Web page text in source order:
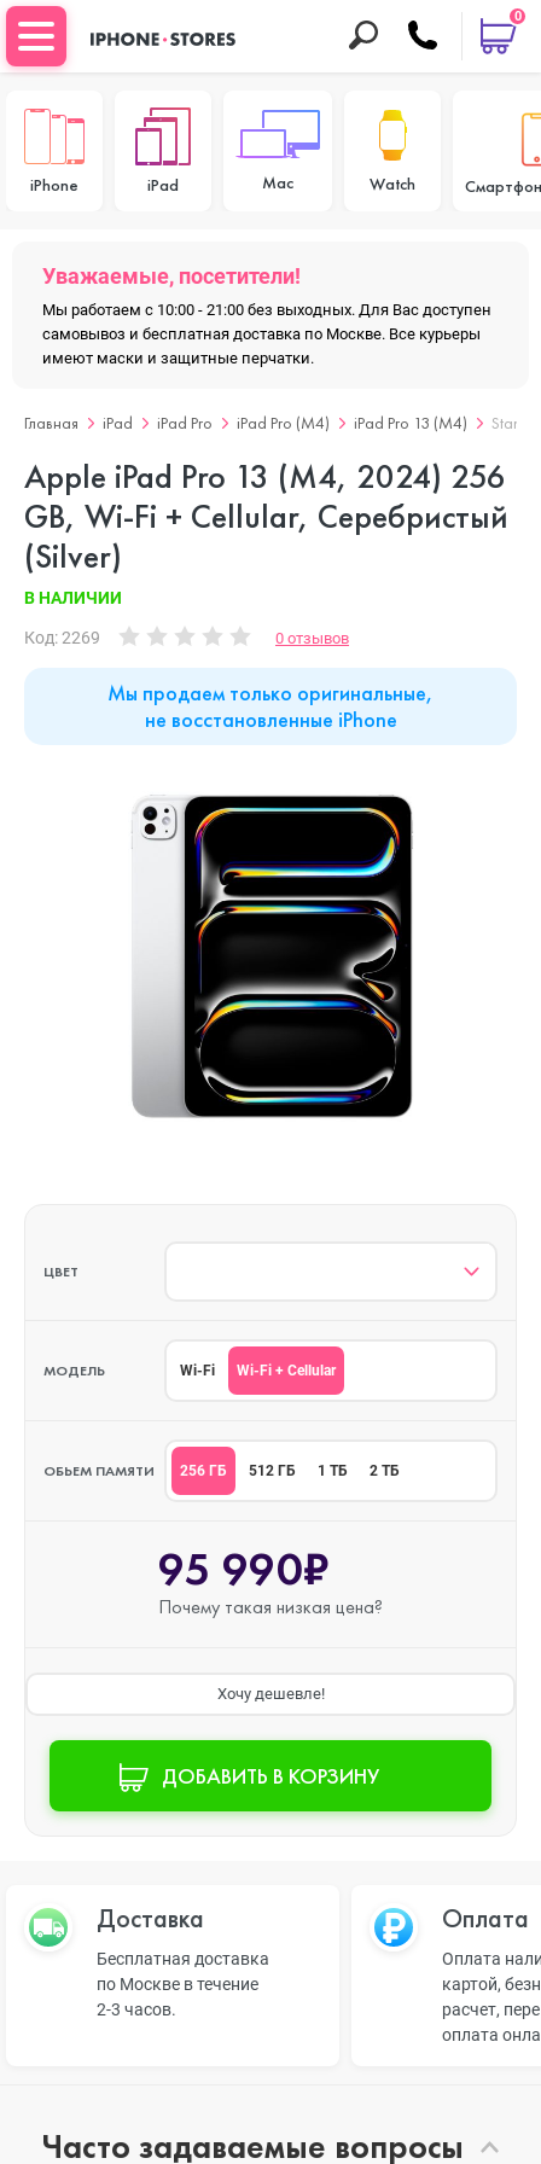
0
iPhone iPad Mac Watch
Уважаемые, посетители!
Мы работаем с 10:00 - 21:00 без выходных. Для Вас доступен
самовывоз и бесплатная доставка по Москве. Все курьеры
имеют маски и защитные перчатки.
Главная iPad iPad Pro iPad Pro (M4) iPad Pro 13 (M4)
Apple iPad Pro 13 (M4, 2024) 256
GB, Wi-Fi + Cellular, Серебристый
(Silver)
В НАЛИЧИИ
Код: 2269 0 отзывов
Мы продаем только оригинальные,
не восстановленные iPhone
ЦВЕТ
МОДЕЛЬ Wi-Fi Wi-Fi + Cellular
ОБЬЕМ ПАМЯТИ 256 ГБ 512 ГБ 1 ТБ 2 ТБ
95 990₽
Почему такая низкая цена?
Хочу дешевле!
ДОБАВИТЬ В КОРЗИНУ
Доставка
Бесплатная доставка
по Москве в течение
2-3 часов.
Оплата
Оплата
картой,
расчет,
оплата
Часто задаваемые вопросы